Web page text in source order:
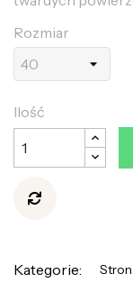
Rozmiar
Ilość
Kategorie: